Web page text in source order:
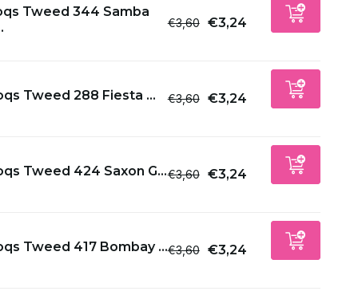
Tweed 344 Samba
€3,60 €3,24
Tweed 288 Fiesta ... €3,60 €3,24
Tweed 424 Saxon G...€3,60 €3,24
Tweed 417 Bombay ...€3,60 €3,24